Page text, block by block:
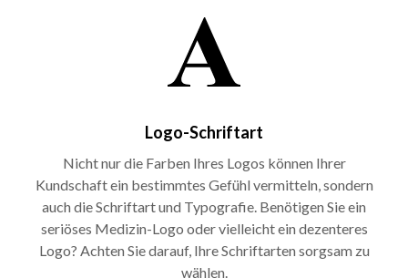
Logo-Schriftart
Nicht nur die Farben Ihres Logos können Ihrer
Kundschaft ein bestimmtes Gefühl vermitteln, sondern
auch die Schriftart und Typografie. Benötigen Sie ein
seriöses Medizin-Logo oder vielleicht ein dezenteres
Logo? Achten Sie darauf, Ihre Schriftarten sorgsam zu
wählen.